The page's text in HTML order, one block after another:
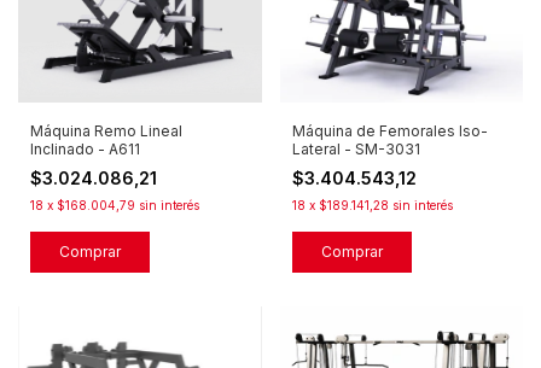
Máquina Remo Lineal
Inclinado - A611
$3.024.086,21
18 x $168.004,79 sin interés
Máquina de Femorales Iso-
Lateral - SM-3031
$3.404.543,12
18 x $189.141,28 sin interés